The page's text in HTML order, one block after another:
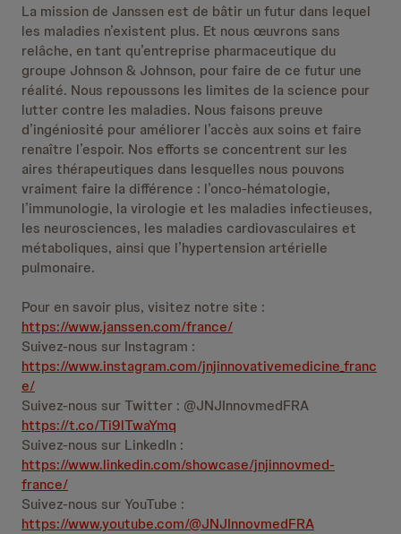
La mission de Janssen est de bâtir un futur dans lequel
les maladies n’existent plus. Et nous œuvrons sans
relâche, en tant qu’entreprise pharmaceutique du
groupe Johnson & Johnson, pour faire de ce futur une
réalité. Nous repoussons les limites de la science pour
lutter contre les maladies. Nous faisons preuve
d’ingéniosité pour améliorer l’accès aux soins et faire
renaître l’espoir. Nos efforts se concentrent sur les
aires thérapeutiques dans lesquelles nous pouvons
vraiment faire la différence : l’onco-hématologie,
l’immunologie, la virologie et les maladies infectieuses,
les neurosciences, les maladies cardiovasculaires et
métaboliques, ainsi que l’hypertension artérielle
pulmonaire.
Pour en savoir plus, visitez notre site :
https://www.janssen.com/france/
Suivez-nous sur Instagram :
https://www.instagram.com/jnjinnovativemedicine_franc
e/
Suivez-nous sur Twitter : @JNJInnovmedFRA
https://t.co/Ti9lTwaYmq
Suivez-nous sur LinkedIn :
https://www.linkedin.com/showcase/jnjinnovmed-
france/
Suivez-nous sur YouTube :
https://www.youtube.com/@JNJInnovmedFRA